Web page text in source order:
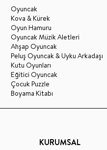
Oyuncak
Kova & Kürek
Oyun Hamuru
Oyuncak Müzik Aletleri
Ahşap Oyuncak
Peluş Oyuncak & Uyku Arkadaşı
Kutu Oyunları
Eğitici Oyuncak
Çocuk Puzzle
Boyama Kitabı
KURUMSAL